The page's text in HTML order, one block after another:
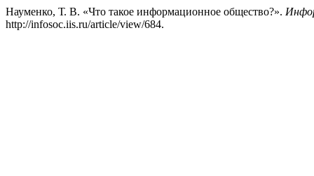
Науменко, Т. В. «Что такое информационное общество?».
http://infosoc.iis.ru/article/view/684.